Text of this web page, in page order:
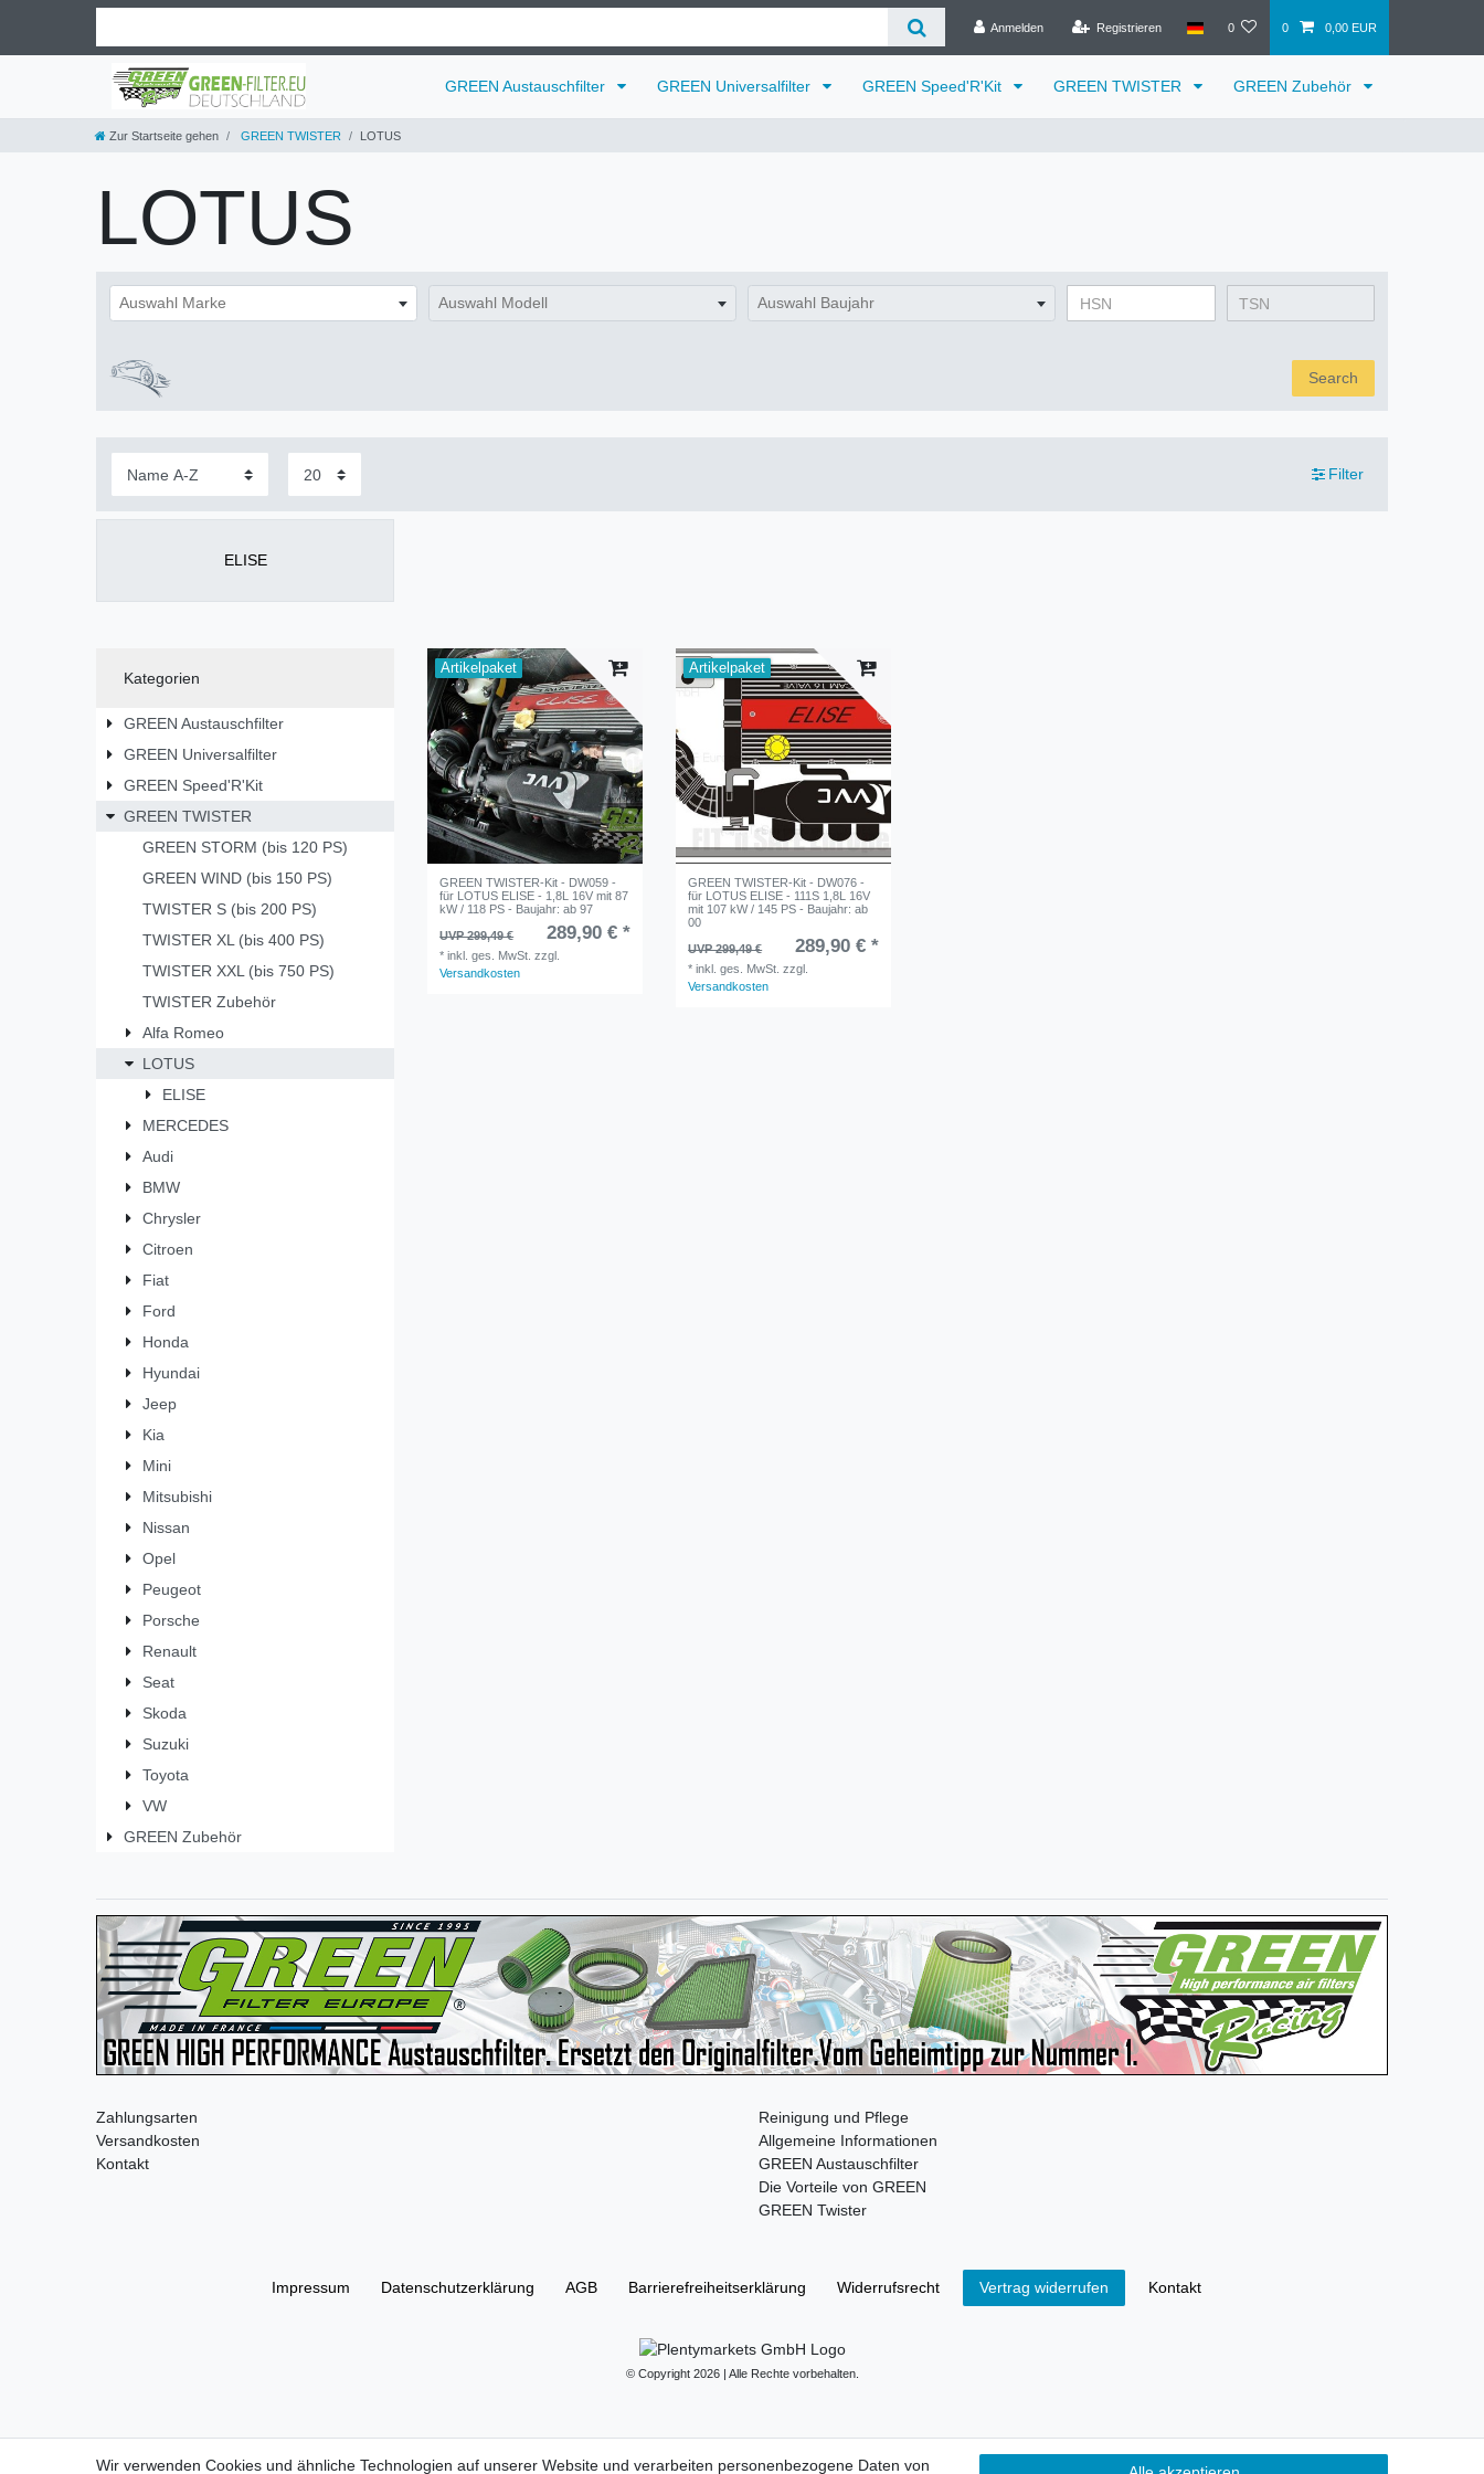
Anmelden Registrieren 0 0 0,00 EUR
GREEN Austauschfilter GREEN Universalfilter GREEN Speed'R'Kit GREEN TWISTER GREEN Zubehör
Zur Startseite gehen GREEN TWISTER LOTUS
LOTUS
Auswahl Marke Auswahl Modell Auswahl Baujahr
Search
Filter
ELISE
Kategorien
GREEN Austauschfilter
GREEN Universalfilter
GREEN Speed'R'Kit
GREEN TWISTER
GREEN STORM (bis 120 PS)
GREEN WIND (bis 150 PS)
TWISTER S (bis 200 PS)
TWISTER XL (bis 400 PS)
TWISTER XXL (bis 750 PS)
TWISTER Zubehör
Alfa Romeo
LOTUS
ELISE
MERCEDES
Audi
BMW
Chrysler
Citroen
Fiat
Ford
Honda
Hyundai
Jeep
Kia
Mini
Mitsubishi
Nissan
Opel
Peugeot
Porsche
Renault
Seat
Skoda
Suzuki
Toyota
VW
GREEN Zubehör
Artikelpaket
GREEN TWISTER-Kit - DW059 -
für LOTUS ELISE - 1,8L 16V mit 87
kW / 118 PS - Baujahr: ab 97
UVP 299,49 €
289,90 € *
*inkl. ges. MwSt. zzgl.
Versandkosten
Artikelpaket
GREEN TWISTER-Kit - DW076 -
für LOTUS ELISE - 111S 1,8L 16V
mit 107 kW / 145 PS - Baujahr: ab
00
UVP 299,49 €
289,90 € *
*inkl. ges. MwSt. zzgl.
Versandkosten
Zahlungsarten
Versandkosten
Kontakt
Reinigung und Pflege
Allgemeine Informationen
GREEN Austauschfilter
Die Vorteile von GREEN
GREEN Twister
Impressum Daten­schutz­erklärung AGB Barrierefreiheitserklärung Widerrufs­recht Vertrag widerrufen Kontakt
© Copyright 2026 | Alle Rechte vorbehalten.
Wir verwenden Cookies und ähnliche Technologien auf unserer Website und verarbeiten personenbezogene Daten von